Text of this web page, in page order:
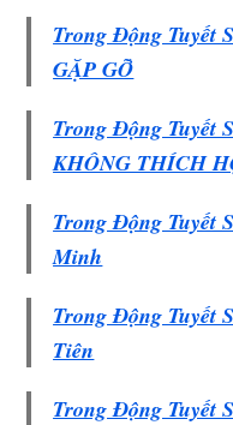
Trong Động Tuyết
GẶP GỠ
Trong Động Tuyết
KHÔNG THÍCH
Trong Động Tuyết
Minh
Trong Động Tuyết
Tiên
Trong Động Tuyết